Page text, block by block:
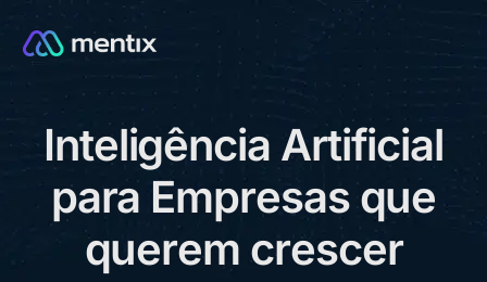
Inteligência Artificial
para Empresas que
querem crescer
CONSULTORIA GRÁTIS